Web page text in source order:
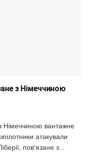
з Німеччиною
Німеччиною вантажне
атакували
пов'язане з...